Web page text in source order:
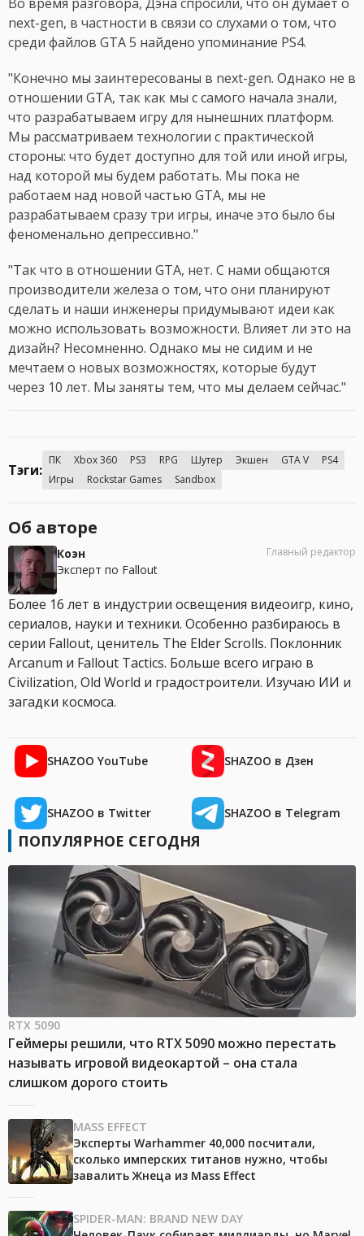
next-gen, в частности в связи со слухами о том, что
среди файлов GTA 5 найдено упоминание PS4.
"Конечно мы заинтересованы в next-gen. Однако не в
отношении GTA, так как мы с самого начала знали,
что разрабатываем игру для нынешних платформ.
Мы рассматриваем технологии с практической
стороны: что будет доступно для той или иной игры,
над которой мы будем работать. Мы пока не
работаем над новой частью GTA, мы не
разрабатываем сразу три игры, иначе это было бы
феноменально депрессивно."
"Так что в отношении GTA, нет. С нами общаются
производители железа о том, что они планируют
сделать и наши инженеры придумывают идеи как
можно использовать возможности. Влияет ли это на
дизайн? Несомненно. Однако мы не сидим и не
мечтаем о новых возможностях, которые будут
через 10 лет. Мы заняты тем, что мы делаем сейчас."
Тэги:
ПК Xbox 360 PS3 RPG Шутер Экшен GTA V
PS4
Игры
Rockstar Games Sandbox
Об авторе
Коэн
Эксперт по Fallout
Главный редактор
Более 16 лет в индустрии освещения видеоигр, кино,
сериалов, науки и техники. Особенно разбираюсь в
серии Fallout, ценитель The Elder Scrolls. Поклонник
Arcanum и Fallout Tactics. Больше всего играю в
Civilization, Old World и градостроители. Изучаю ИИ и
загадки космоса.
SHAZOO YouTube SHAZOO в Дзен
SHAZOO в Twitter SHAZOO в Telegram
ПОПУЛЯРНОЕ СЕГОДНЯ
RTX 5090
Геймеры решили, что RTX 5090 можно перестать
называть игровой видеокартой – она стала
слишком дорого стоить
MASS EFFECT
Эксперты Warhammer 40,000 посчитали,
сколько имперских титанов нужно, чтобы
завалить Жнеца из Mass Effect
SPIDER-MAN: BRAND NEW DAY